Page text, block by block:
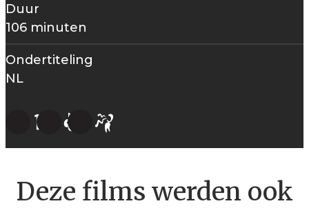
Duur
106 minuten
Ondertiteling
NL
Deze films werden ook